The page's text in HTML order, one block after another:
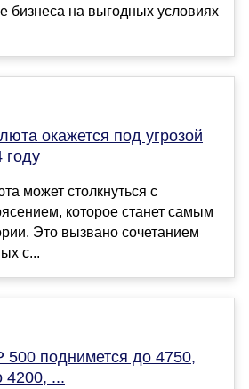
бизнеса на выгодных условиях
окажется под угрозой
году
может столкнуться с
которое станет самым
Это вызвано сочетанием
с...
500 поднимется до 4750,
4200, ...